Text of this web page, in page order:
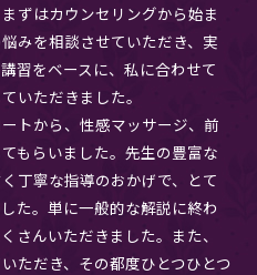
ずはカウンセリングから始ま
みを相談させていただき、実
習をベースに、私に合わせて
いただきました。
トから、性感マッサージ、前
もらいました。先生の豊富な
丁寧な指導のおかげで、とて
た。単に一般的な解説に終わ
さんいただきました。また、
ただき、その都度ひとつひとつ